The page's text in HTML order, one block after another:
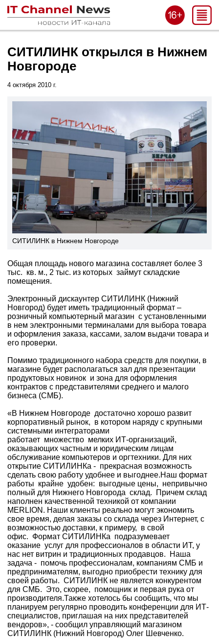
СИТИЛИНК открылся в Нижнем
Новгороде
4 октября 2010 г.
СИТИЛИНК в Нижнем Новгороде
Общая площадь нового магазина составляет более 3
тыс. кв. м., 2 тыс. из которых займут складские
помещения.
Электронный дискаунтер СИТИЛИНК (Нижний
Новгород) будет иметь традиционный формат –
розничный компьютерный магазин с установленными
в нем электронными терминалами для выбора товара
и оформления заказа, кассами, залом выдачи товара и
его проверки.
Помимо традиционного набора средств для покупки, в
магазине будет располагаться зал для презентации
продуктовых новинок и зона для оформления
контрактов с представителями среднего и малого
бизнеса (СМБ).
«В Нижнем Новгороде достаточно хорошо развит
корпоративный рынок, в котором наряду с крупными
системными интеграторами
работает множество мелких ИТ-организаций,
оказывающих частным и юридическим лицам
обслуживание компьютеров и оргтехники. Для них
открытие СИТИЛИНКа - прекрасная возможность
сделать свою работу удобнее и выгоднее.Наш формат
работы крайне удобен: выгодные цены, непривычно
полный для Нижнего Новгорода склад. Причем склад
наполнен качественной техникой от компании
MERLION. Наши клиенты реально могут экономить
свое время, делая заказы со склада через Интернет, с
возможностью доставки, к примеру, в свой
офис. Формат СИТИЛИНКа подразумевает
оказание услуг для профессионалов в области ИТ, у
нас нет витрин и традиционных продавцов. Наша
задача - помочь профессионалам, компаниям СМБ и
предпринимателям, выгодно приобрести технику для
своей работы. СИТИЛИНК не является конкурентом
для СМБ. Это, скорее, помощник и первая рука от
производителя.Также хотелось бы сообщить, что мы
планируем регулярно проводить конференции для ИТ-
специалистов, приглашая на них представителей
вендоров», - сообщил управляющий магазином
СИТИЛИНК (Нижний Новгород) Олег Шевченко.